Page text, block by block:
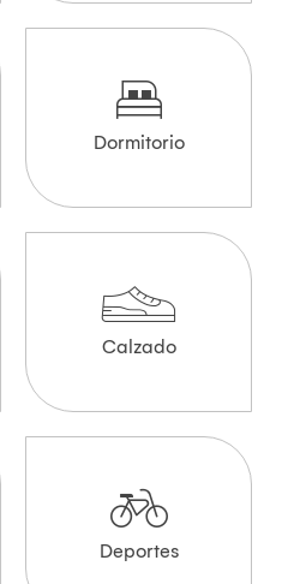
Dormitorio
Calzado
Deportes